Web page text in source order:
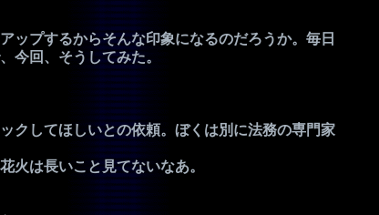
ップするからそんな印象になるのだろうか。毎日
今回、そうしてみた。
クしてほしいとの依頼。ぼくは別に法務の専門家
は長いこと見てないなあ。